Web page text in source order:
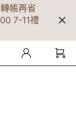
帳再省
7-11禮